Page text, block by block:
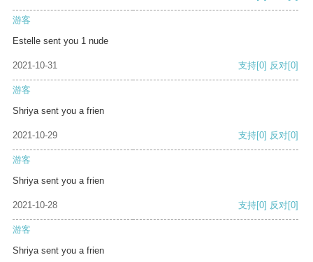
游客
Estelle sent you 1 nude
2021-10-31 支持[0] 反对[0]
游客
Shriya sent you a frien
2021-10-29 支持[0] 反对[0]
游客
Shriya sent you a frien
2021-10-28 支持[0] 反对[0]
游客
Shriya sent you a frien